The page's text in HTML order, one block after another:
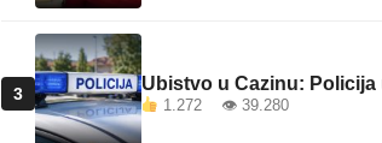
3 Ubistvo u Cazinu:
1.272 👁 39.280